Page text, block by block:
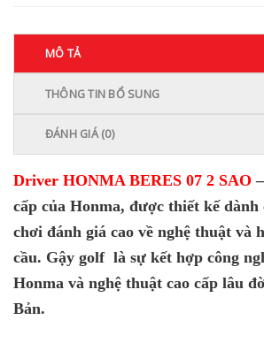
MÔ TẢ
THÔNG TIN BỔ SUNG
ĐÁNH GIÁ (0)
Driver HONMA BERES 07 2 SAO
cấp của Honma, được thiết kế
chơi đánh giá cao về nghệ thuật và
cầu. Gậy golf là sự kết hợp công
Honma và nghệ thuật cao cấp lâu
Bản.